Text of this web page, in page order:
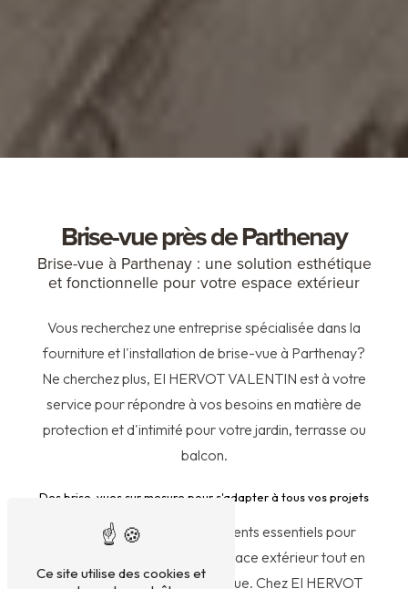
Brise-vue près de Parthenay
Brise-vue à Parthenay : une solution esthétique
et fonctionnelle pour votre espace extérieur
Vous recherchez une entreprise spécialisée dans la
fourniture et l'installation de brise-vue à Parthenay?
Ne cherchez plus, EI HERVOT VALENTIN est à votre
service pour répondre à vos besoins en matière de
protection et d'intimité pour votre jardin, terrasse ou
balcon.
Des brise-vues sur mesure pour s'adapter à tous vos projets
Les brise-vues sont des éléments essentiels pour
délimiter et protéger votre espace extérieur tout en
apportant une touche esthétique. Chez EI HERVOT
Ce site utilise des cookies et